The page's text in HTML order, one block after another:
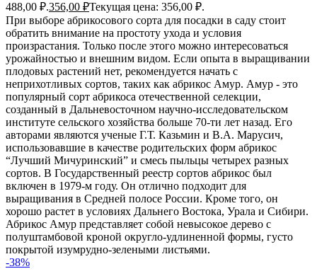
488,00 ₽.356,00 ₽Текущая цена: 356,00 ₽.
При выборе абрикосового сорта для посадки в саду стоит
обратить внимание на простоту ухода и условия
произрастания. Только после этого можно интересоваться
урожайностью и внешним видом. Если опыта в выращивании
плодовых растений нет, рекомендуется начать с
неприхотливых сортов, таких как абрикос Амур. Амур - это
популярный сорт абрикоса отечественной селекции,
созданный в Дальневосточном научно-исследовательском
институте сельского хозяйства больше 70-ти лет назад. Его
авторами являются ученые Г.Т. Казьмин и В.А. Марусич,
использовавшие в качестве родительских форм абрикос
“Лучший Мичуринский” и смесь пыльцы четырех разных
сортов. В Государственный реестр сортов абрикос был
включен в 1979-м году. Он отлично подходит для
выращивания в Средней полосе России. Кроме того, он
хорошо растет в условиях Дальнего Востока, Урала и Сибири.
Абрикос Амур представляет собой невысокое дерево с
полуштамбовой кроной округло-удлиненной формы, густо
покрытой изумрудно-зелеными листьями.
-38%